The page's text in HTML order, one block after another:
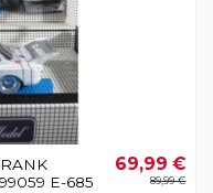
E-685
69,99 €
89,99 €